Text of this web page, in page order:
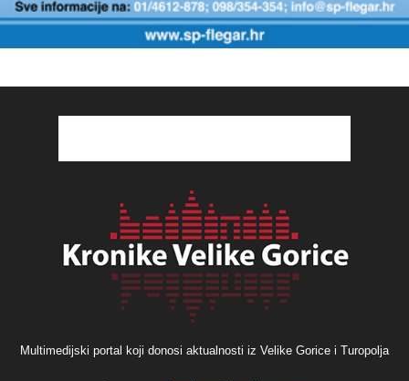
Multimedijski portal koji donosi aktualnosti iz Velike Gorice i Turopolja